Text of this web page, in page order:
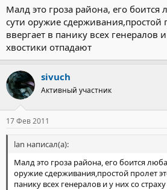
Малд это гроза района, его боится
сути оружие сдерживания,простой
ввергает в панику всех генералов
хвостики отпадают
sivuch
Активный участник
17 Фев 2011
lan написал(а):
Малд это гроза района, его боится
оружие сдерживания,простой пролет
панику всех генералов и у них со